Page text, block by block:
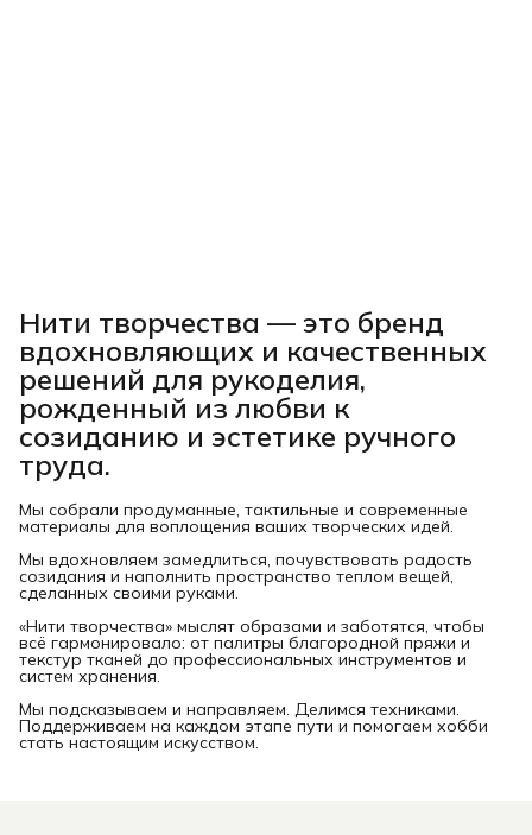
Нити творчества — это бренд
вдохновляющих и качественных
решений для рукоделия,
рожденный из любви к
созиданию и эстетике ручного
труда.
Мы собрали продуманные, тактильные и современные
материалы для воплощения ваших творческих идей.
Мы вдохновляем замедлиться, почувствовать радость
созидания и наполнить пространство теплом вещей,
сделанных своими руками.
«Нити творчества» мыслят образами и заботятся, чтобы
всё гармонировало: от палитры благородной пряжи и
текстур тканей до профессиональных инструментов и
систем хранения.
Мы подсказываем и направляем. Делимся техниками.
Поддерживаем на каждом этапе пути и помогаем хобби
стать настоящим искусством.